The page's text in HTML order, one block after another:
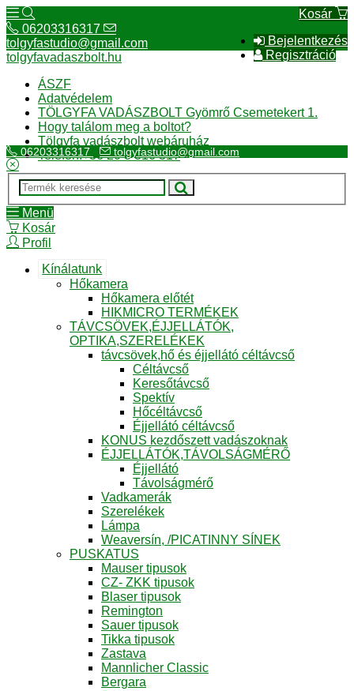
Kosár
Bejelentkezés
Regisztráció
06203316317
tolgyfastudio@gmail.com
tolgyfavadaszbolt.hu
ÁSZF
Adatvédelem
TÖLGYFA VADÁSZBOLT Gyömrő Csemetekert 1.
Hogy találom meg a boltot?
Tölgyfa vadászbolt webáruház
Telefon:+36 20 3 316 317
06203316317 tolgyfastudio@gmail.com
Menü
Kosár
Profil
Kínálatunk
Hőkamera
Hőkamera előtét
HIKMICRO TERMÉKEK
TÁVCSÖVEK,ÉJJELLÁTÓK,
OPTIKA,SZERELÉKEK
távcsövek,hő és éjjellátó céltávcső
Céltávcső
Keresőtávcső
Spektív
Hőcéltávcső
Éjjellátó céltávcső
KONUS kezdőszett vadászoknak
ÉJJELLÁTÓK,TÁVOLSÁGMÉRŐ
Éjjellátó
Távolságmérő
Vadkamerák
Szerelékek
Lámpa
Weaversín, /PICATINNY SÍNEK
PUSKATUS
Mauser tipusok
CZ- ZKK tipusok
Blaser tipusok
Remington
Sauer tipusok
Tikka tipusok
Zastava
Mannlicher Classic
Bergara